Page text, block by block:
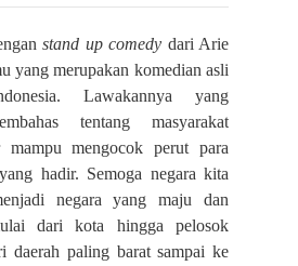
stand up comedy dari Arie
yang merupakan komedian asli
Lawakannya yang
tentang masyarakat
mampu mengocok perut para
hadir. Semoga negara kita
negara yang maju dan
dari kota hingga pelosok
daerah paling barat sampai ke